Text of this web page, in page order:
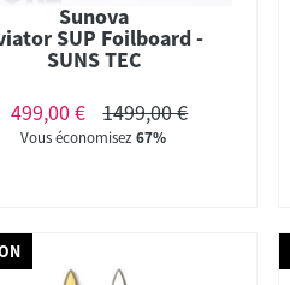
Sunova
SUP Foilboard -
SUNS TEC
499,00 €
1499,00 €
Vous économisez67%